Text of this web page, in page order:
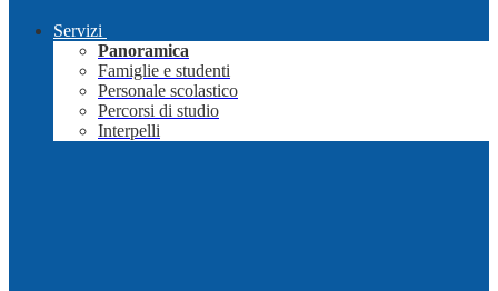
Servizi
Panoramica
Famiglie e studenti
Personale scolastico
Percorsi di studio
Interpelli